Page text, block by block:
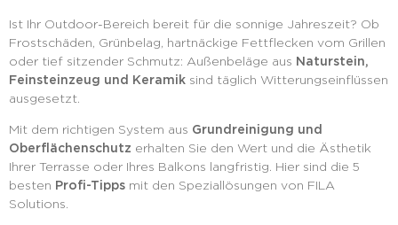
Ist Ihr Outdoor-Bereich bereit für die sonnige Jahreszeit? Ob
Frostschäden, Grünbelag, hartnäckige Fettflecken vom Grillen
oder tief sitzender Schmutz: Außenbeläge aus Naturstein,
Feinsteinzeug und Keramik sind täglich Witterungseinflüssen
ausgesetzt.
Mit dem richtigen System aus Grundreinigung und
Oberflächenschutz erhalten Sie den Wert und die Ästhetik
Ihrer Terrasse oder Ihres Balkons langfristig. Hier sind die 5
besten Profi-Tipps mit den Speziallösungen von FILA
Solutions.